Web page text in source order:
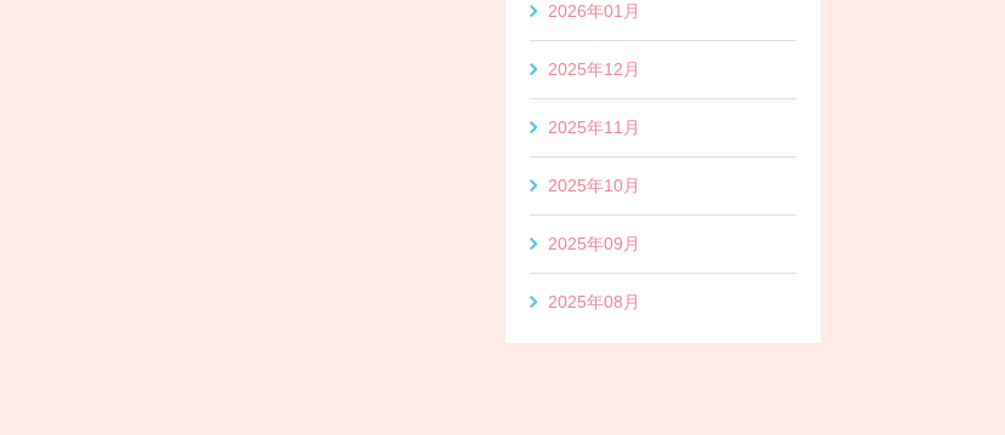
2026年01月
2025年12月
2025年11月
2025年10月
2025年09月
2025年08月